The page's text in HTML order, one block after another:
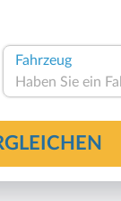
Fahrzeug